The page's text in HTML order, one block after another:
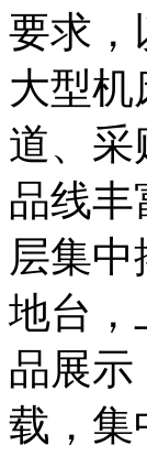
要求，
大型机
道、采
品线
层集
地台，
品展
载，集